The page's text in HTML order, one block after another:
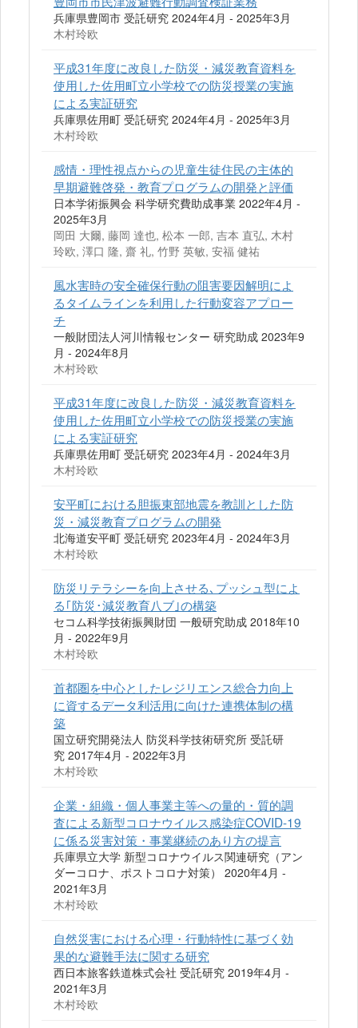
兵庫県豊岡市 受託研究 2024年4月 - 2025年3月
木村玲欧
平成31年度に改良した防災・減災教育資料を
使用した佐用町立小学校での防災授業の実施
による実証研究
兵庫県佐用町 受託研究 2024年4月 - 2025年3月
木村玲欧
感情・理性視点からの児童生徒住民の主体的
早期避難啓発・教育プログラムの開発と評価
日本学術振興会 科学研究費助成事業 2022年4月 -
2025年3月
岡田 大爾, 藤岡 達也, 松本 一郎, 吉本 直弘, 木村
玲欧, 澤口 隆, 齋 礼, 竹野 英敏, 安福 健祐
風水害時の安全確保行動の阻害要因解明によ
るタイムラインを利用した行動変容アプロー
チ
一般財団法人河川情報センター 研究助成 2023年9
月 - 2024年8月
木村玲欧
平成31年度に改良した防災・減災教育資料を
使用した佐用町立小学校での防災授業の実施
による実証研究
兵庫県佐用町 受託研究 2023年4月 - 2024年3月
木村玲欧
安平町における胆振東部地震を教訓とした防
災・減災教育プログラムの開発
北海道安平町 受託研究 2023年4月 - 2024年3月
木村玲欧
防災リテラシーを向上させる､プッシュ型によ
る｢防災･減災教育八ブ｣の構築
セコム科学技術振興財団 一般研究助成 2018年10
月 - 2022年9月
木村玲欧
首都圏を中心としたレジリエンス総合力向上
に資するデータ利活用に向けた連携体制の構
築
国立研究開発法人 防災科学技術研究所 受託研
究 2017年4月 - 2022年3月
木村玲欧
企業・組織・個人事業主等への量的・質的調
査による新型コロナウイルス感染症COVID-19
に係る災害対策・事業継続のあり方の提言
兵庫県立大学 新型コロナウイルス関連研究（アン
ダーコロナ、ポストコロナ対策） 2020年4月 -
2021年3月
木村玲欧
自然災害における心理・行動特性に基づく効
果的な避難手法に関する研究
西日本旅客鉄道株式会社 受託研究 2019年4月 -
2021年3月
木村玲欧